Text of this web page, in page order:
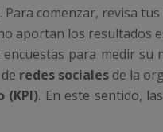
. Para comenzar, revisa
aportan los resultados
encuestas para medir su
redes sociales de la
(KPI). En este sentido,